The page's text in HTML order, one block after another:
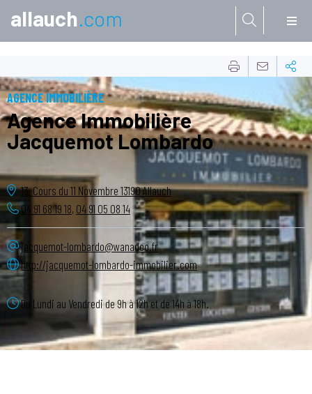
allauch.com
AGENCE IMMOBILIÈRE
Agence Immobilière
Jacquemot Lombardo
13, Cours du 11 Novembre 13190Allauch
04 91 68 19 18, 04 91 05 08 14
jacquemot-lombardo@wanadoo.fr
http://jacquemot-lombardo-immobilier.com
Du Lundi au Vendredi de 9h à 12h et de 14h à 18h.